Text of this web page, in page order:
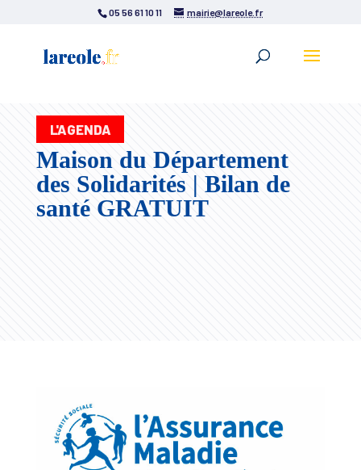
05 56 61 10 11 mairie@lareole.fr
L'AGENDA
Maison du Département
des Solidarités | Bilan de
santé GRATUIT